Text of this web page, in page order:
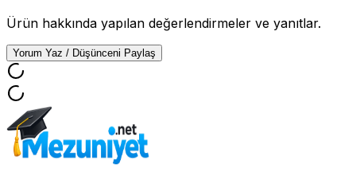
Ürün hakkında yapılan değerlendirmeler ve yanıtlar.
Yorum Yaz / Düşünceni Paylaş